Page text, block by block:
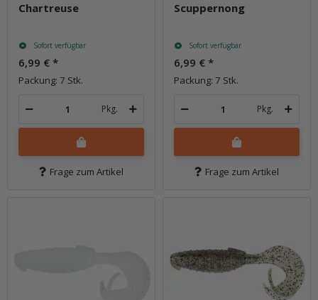
Chartreuse
Sofort verfügbar
6,99 € *
Packung: 7 Stk.
Pkg.
Frage zum Artikel
Scuppernong
Sofort verfügbar
6,99 € *
Packung: 7 Stk.
Pkg.
Frage zum Artikel